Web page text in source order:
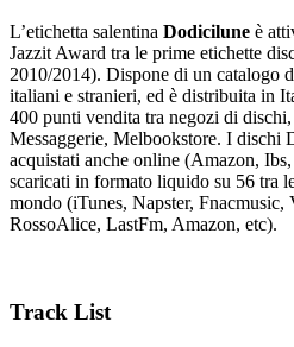
L’etichetta salentina Dodicilune è
Jazzit Award tra le prime etichette
2010/2014). Dispone di un catalogo
italiani e stranieri, ed è distribuita in
400 punti vendita tra negozi di
Messaggerie, Melbookstore. I dischi
acquistati anche online (Amazon,
scaricati in formato liquido su 56 tra
mondo (iTunes, Napster,
RossoAlice, LastFm, Amazon, etc).
Track List